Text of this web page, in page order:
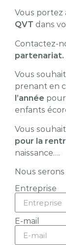
Vous
QVT dans
Contactez-
partenariat.
Vous
prenant en
l’année
enfants
Vous
pour la
naissance….
Nous
Entreprise
E-mail